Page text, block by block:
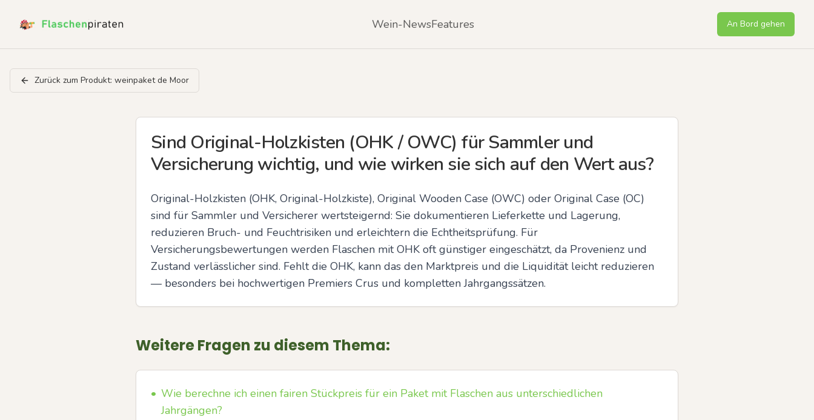
Wein-NewsFeatures An Bord gehen
Zurück zum Produkt: weinpaket de Moor
Sind Original-Holzkisten (OHK / OWC) für Sammler und
Versicherung wichtig, und wie wirken sie sich auf den Wert aus?
Original-Holzkisten (OHK, Original-Holzkiste), Original Wooden Case (OWC) oder Original Case (OC)
sind für Sammler und Versicherer wertsteigernd: Sie dokumentieren Lieferkette und Lagerung,
reduzieren Bruch- und Feuchtrisiken und erleichtern die Echtheitsprüfung. Für
Versicherungsbewertungen werden Flaschen mit OHK oft günstiger eingeschätzt, da Provenienz und
Zustand verlässlicher sind. Fehlt die OHK, kann das den Marktpreis und die Liquidität leicht reduzieren
— besonders bei hochwertigen Premiers Crus und kompletten Jahrgangssätzen.
Weitere Fragen zu diesem Thema:
• Wie berechne ich einen fairen Stückpreis für ein Paket mit Flaschen aus unterschiedlichen
Jahrgängen?